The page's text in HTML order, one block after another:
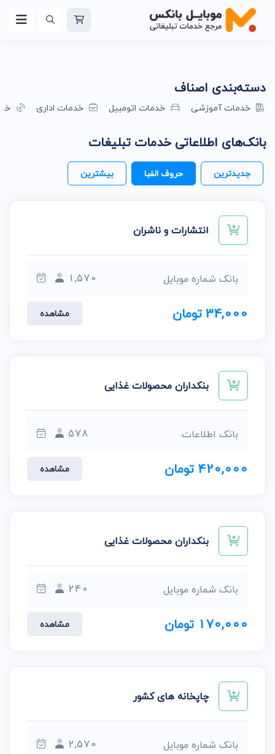
بانک‌های اطلاعاتی خدمات تبلیغات
جدیدترین حروف الفبا بیشترین
انتشارات و ناشران
بانک شماره موبایل 1,570
34,000 تومان مشاهده
بنکداران محصولات غذایی
بانک اطلاعات 578
420,000 تومان مشاهده
بنکداران محصولات غذایی
بانک شماره موبایل 240
170,000 تومان مشاهده
چاپخانه های کشور
بانک شماره موبایل 2,570
دسته‌بندی اصناف
خدمات آموزشی خدمات اتومبیل خدمات اداری